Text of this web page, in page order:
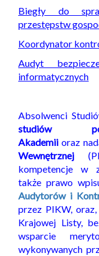
Biegły do
przestępstw
Koordynator
Audyt
informatycznych
Absolwenci
studiów
Akademii oraz
Wewnętrznej
kompetencje w
także prawo
Audytorów i
przez PIKW,
Krajowej Listy,
wsparcie
wykonywanych